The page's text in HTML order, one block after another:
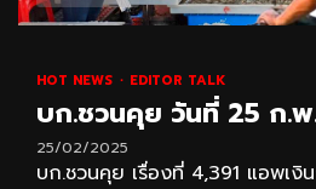
HOT NEWS EDITOR TALK
บก.ชวนคุย วันที่ 25 ก.
25/02/2025
บก.ชวนคุย เรื่องที่ 4,391 แอพเ